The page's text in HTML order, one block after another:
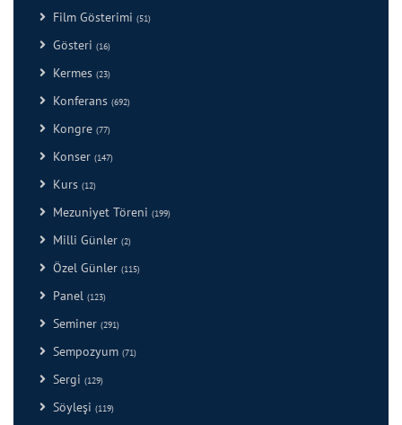
Film Gösterimi (51)
Gösteri (16)
Kermes (23)
Konferans (692)
Kongre (77)
Konser (147)
Kurs (12)
Mezuniyet Töreni (199)
Milli Günler (2)
Özel Günler (115)
Panel (123)
Seminer (291)
Sempozyum (71)
Sergi (129)
Söyleşi (119)